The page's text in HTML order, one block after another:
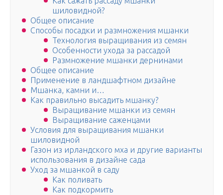
шиловидной?
Общее описание
Способы посадки и размножения мшанки
Технология выращивания из семян
Особенности ухода за рассадой
Размножение мшанки дернинами
Общее описание
Применение в ландшафтном дизайне
Мшанка, камни и…
Как правильно высадить мшанку?
Выращивание мшанки из семян
Выращивание саженцами
Условия для выращивания мшанки
шиловидной
Газон из ирландского мха и другие варианты
использования в дизайне сада
Уход за мшанкой в саду
Как поливать
Как подкормить